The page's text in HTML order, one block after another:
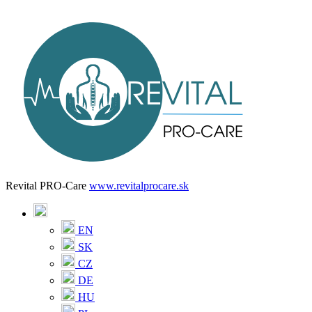
Revital PRO-Care www.revitalprocare.sk
EN
SK
CZ
DE
HU